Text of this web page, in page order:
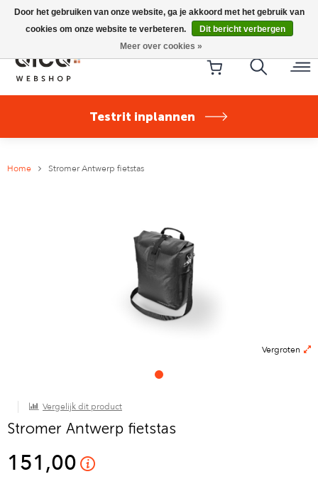
Riese & Müller Nevo5 Silent Core nu direct uit voorraad
leverbaar!
Testrit inplannen
Home Stromer Antwerp fietstas
Vergroten
Vergelijk dit product
Stromer Antwerp fietstas
151,00
Door het gebruiken van onze website, ga je akkoord met het gebruik van
cookies om onze website te verbeteren.
Dit bericht verbergen
Meer over cookies »